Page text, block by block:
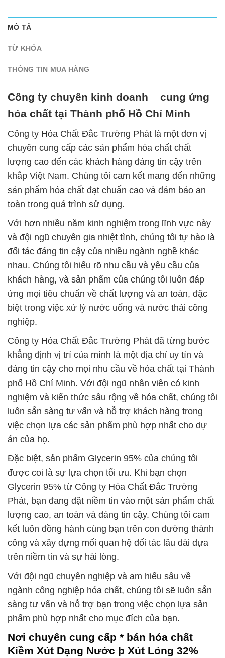
MÔ TẢ
TỪ KHÓA
THÔNG TIN MUA HÀNG
Công ty chuyên kinh doanh _ cung ứng
hóa chất tại Thành phố Hồ Chí Minh
Công ty Hóa Chất Đắc Trường Phát là một đơn vị
chuyên cung cấp các sản phẩm hóa chất chất
lượng cao đến các khách hàng đáng tin cậy trên
khắp Việt Nam. Chúng tôi cam kết mang đến những
sản phẩm hóa chất đạt chuẩn cao và đảm bảo an
toàn trong quá trình sử dụng.
Với hơn nhiều năm kinh nghiệm trong lĩnh vực này
và đội ngũ chuyên gia nhiệt tình, chúng tôi tự hào là
đối tác đáng tin cậy của nhiều ngành nghề khác
nhau. Chúng tôi hiểu rõ nhu cầu và yêu cầu của
khách hàng, và sản phẩm của chúng tôi luôn đáp
ứng mọi tiêu chuẩn về chất lượng và an toàn, đặc
biệt trong việc xử lý nước uống và nước thải công
nghiệp.
Công ty Hóa Chất Đắc Trường Phát đã từng bước
khẳng định vị trí của mình là một địa chỉ uy tín và
đáng tin cậy cho mọi nhu cầu về hóa chất tại Thành
phố Hồ Chí Minh. Với đội ngũ nhân viên có kinh
nghiệm và kiến thức sâu rộng về hóa chất, chúng tôi
luôn sẵn sàng tư vấn và hỗ trợ khách hàng trong
việc chọn lựa các sản phẩm phù hợp nhất cho dự
án của họ.
Đặc biệt, sản phẩm Glycerin 95% của chúng tôi
được coi là sự lựa chọn tối ưu. Khi bạn chọn
Glycerin 95% từ Công ty Hóa Chất Đắc Trường
Phát, bạn đang đặt niềm tin vào một sản phẩm chất
lượng cao, an toàn và đáng tin cậy. Chúng tôi cam
kết luôn đồng hành cùng bạn trên con đường thành
công và xây dựng mối quan hệ đối tác lâu dài dựa
trên niềm tin và sự hài lòng.
Với đội ngũ chuyên nghiệp và am hiểu sâu về
ngành công nghiệp hóa chất, chúng tôi sẽ luôn sẵn
sàng tư vấn và hỗ trợ bạn trong việc chọn lựa sản
phẩm phù hợp nhất cho mục đích của bạn.
Nơi chuyên cung cấp * bán hóa chất
Kiềm Xút Dạng Nước þ Xút Lỏng 32%